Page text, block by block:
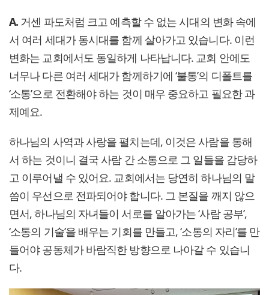
A. 거센 파도처럼 크고 예측할 수 없는 시대의 변화 속에
서 여러 세대가 동시대를 함께 살아가고 있습니다. 이런
변화는 교회에서도 동일하게 나타납니다. 교회 안에도
너무나 다른 여러 세대가 함께하기에 ‘불통’의 디폴트를
‘소통’으로 전환해야 하는 것이 매우 중요하고 필요한 과
제예요.
하나님의 사역과 사랑을 펼치는데, 이것은 사람을 통해
서 하는 것이니 결국 사람 간 소통으로 그 일들을 감당하
고 이루어낼 수 있어요. 교회에서는 당연히 하나님의 말
씀이 우선으로 전파되어야 합니다. 그 본질을 깨지 않으
면서, 하나님의 자녀들이 서로를 알아가는 ‘사람 공부’,
‘소통의 기술’을 배우는 기회를 만들고, ‘소통의 자리’를 만
들어야 공동체가 바람직한 방향으로 나아갈 수 있습니
다.